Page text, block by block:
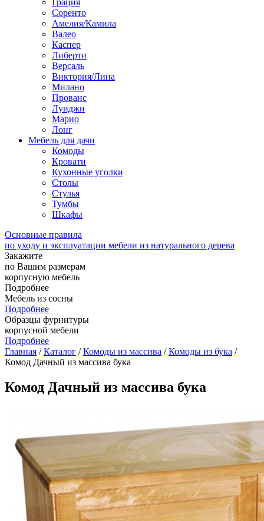
Грация
Соренто
Амелия/Камила
Валео
Каспер
Либерти
Версаль
Виктория/Лина
Милано
Прованс
Луиджи
Марио
Лонг
Мебель для дачи
Комоды
Кровати
Кухонные уголки
Столы
Стулья
Тумбы
Шкафы
Основные правила
по уходу и эксплуатации мебели из натурального дерева
Закажите
по Вашим размерам
корпусную мебель
Подробнее
Мебель из сосны
Подробнее
Образцы фурнитуры
корпусной мебели
Подробнее
Главная /Каталог /Комоды из массива /Комоды из бука /
Комод Дачный из массива бука
Комод Дачный из массива бука